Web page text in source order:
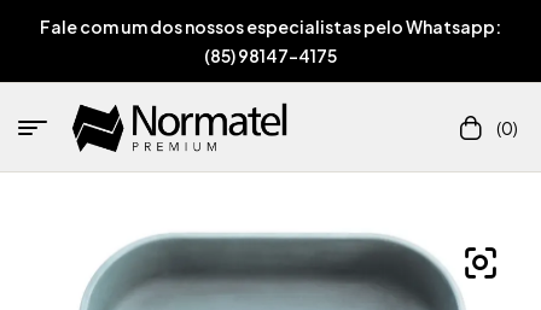
Fale com um dos nossos especialistas pelo Whatsapp:
(85) 98147-4175
(0)